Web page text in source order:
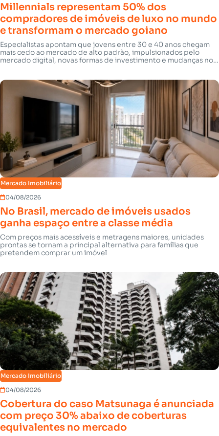
Millennials representam 50% dos
compradores de imóveis de luxo no mundo
e transformam o mercado goiano
Especialistas apontam que jovens entre 30 e 40 anos chegam
mais cedo ao mercado de alto padrão, impulsionados pelo
mercado digital, novas formas de investimento e mudanças no
Mercado Imobiliário
04/08/2026
No Brasil, mercado de imóveis usados
ganha espaço entre a classe média
Com preços mais acessíveis e metragens maiores, unidades
prontas se tornam a principal alternativa para famílias que
pretendem comprar um imóvel
Mercado Imobiliário
04/08/2026
Cobertura do caso Matsunaga é anunciada
com preço 30% abaixo de coberturas
equivalentes no mercado